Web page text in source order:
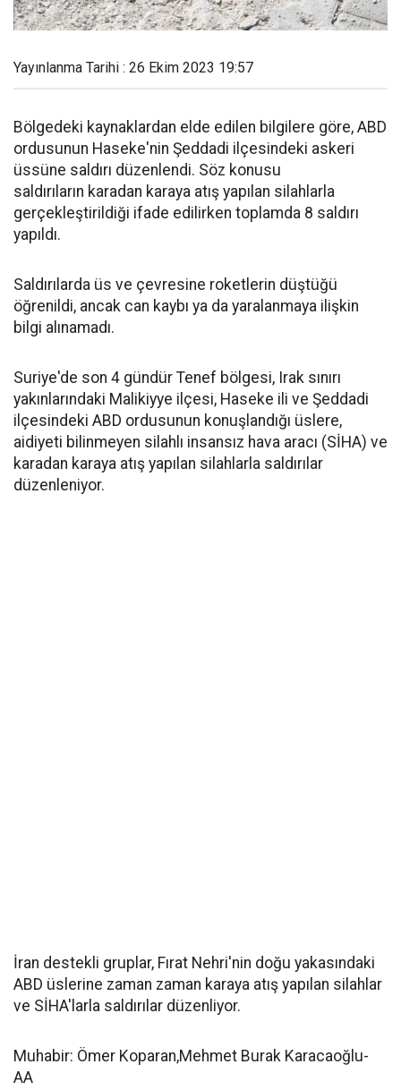
Yayınlanma Tarihi : 26 Ekim 2023 19:57
Bölgedeki kaynaklardan elde edilen bilgilere göre, ABD
ordusunun Haseke'nin Şeddadi ilçesindeki askeri
üssüne saldırı düzenlendi. Söz konusu
saldırıların karadan karaya atış yapılan silahlarla
gerçekleştirildiği ifade edilirken toplamda 8 saldırı
yapıldı.
Saldırılarda üs ve çevresine roketlerin düştüğü
öğrenildi, ancak can kaybı ya da yaralanmaya ilişkin
bilgi alınamadı.
Suriye'de son 4 gündür Tenef bölgesi, Irak sınırı
yakınlarındaki Malikiyye ilçesi, Haseke ili ve Şeddadi
ilçesindeki ABD ordusunun konuşlandığı üslere,
aidiyeti bilinmeyen silahlı insansız hava aracı (SİHA) ve
karadan karaya atış yapılan silahlarla saldırılar
düzenleniyor.
İran destekli gruplar, Fırat Nehri'nin doğu yakasındaki
ABD üslerine zaman zaman karaya atış yapılan silahlar
ve SİHA'larla saldırılar düzenliyor.
Muhabir: Ömer Koparan,Mehmet Burak Karacaoğlu-
AA